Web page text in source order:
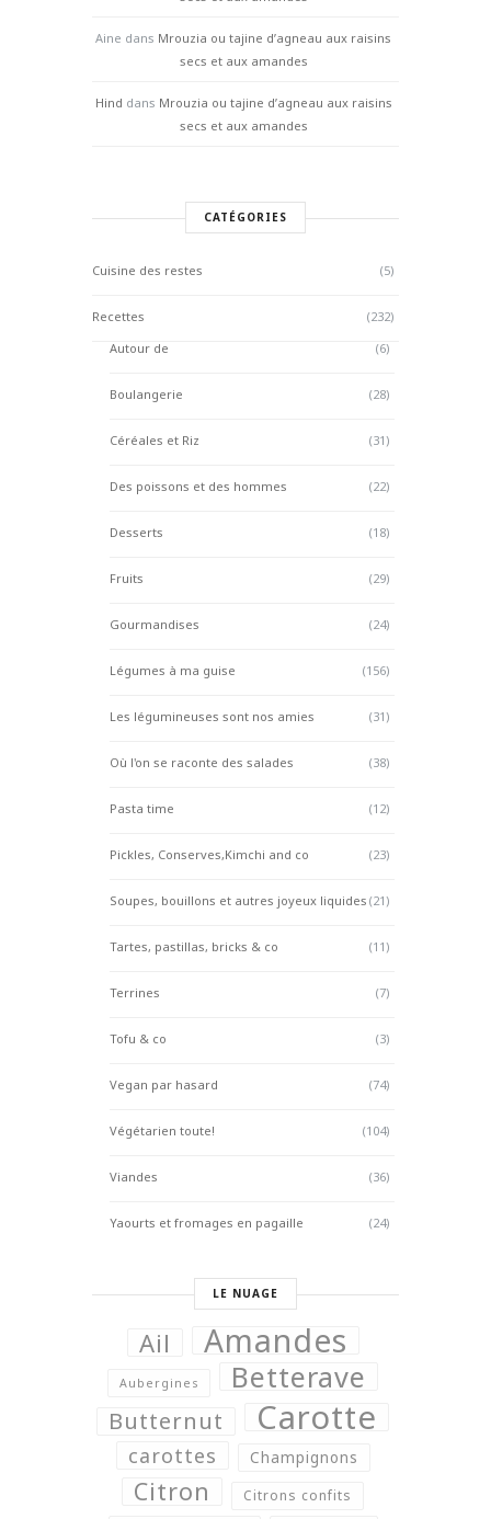
Aine dans Mrouzia ou tajine d’agneau aux raisins
secs et aux amandes
Hind dans Mrouzia ou tajine d’agneau aux raisins
secs et aux amandes
CATÉGORIES
Cuisine des restes (5)
Recettes
(232)
Autour de
(6)
Boulangerie (28)
Céréales et Riz (31)
Des poissons et des hommes (22)
Desserts (18)
Fruits (29)
Gourmandises (24)
Légumes à ma guise (156)
Les légumineuses sont nos amies (31)
Où l'on se raconte des salades (38)
Pasta time (12)
Pickles, Conserves,Kimchi and co (23)
Soupes, bouillons et autres joyeux liquides (21)
Tartes, pastillas, bricks & co (11)
Terrines (7)
Tofu & co (3)
Vegan par hasard (74)
Végétarien toute! (104)
Viandes (36)
Yaourts et fromages en pagaille (24)
LE NUAGE
Ail Amandes
Aubergines Betterave
Butternut Carotte
carottes Champignons
Citron
Citrons confits